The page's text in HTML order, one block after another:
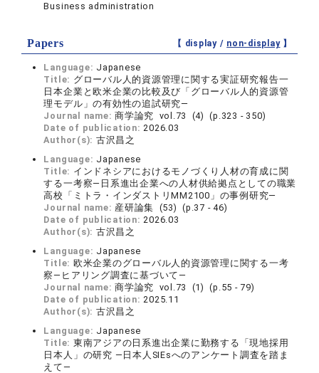
Business administration
Papers 【 display / non-display】
Language: Japanese
Title: グローバル人的資源管理に関する実証研究報告一
日本企業と欧米企業の比較及び「グローバル人的資源管
理モデル」の有効性の追試研究―
Journal name:商学論究 vol.73 (4) (p.323 - 350)
Date of publication:2026.03
Author(s): 古沢昌之
Language: Japanese
Title: インドネシアにおけるモノづくり人材の育成に関
する一考察―日系進出企業への人材供給拠点としての職業
高校「ミトラ・インダストリMM2100」の事例研究―
Journal name: 産研論集 (53) (p.37 - 46)
Date of publication:2026.03
Author(s): 古沢昌之
Language: Japanese
Title: 欧米企業のグローバル人的資源管理に関する一考
察―ヒアリング調査に基づいて―
Journal name:商学論究 vol.73 (1) (p.55 - 79)
Date of publication:2025.11
Author(s): 古沢昌之
Language: Japanese
Title: 東南アジアの日系進出企業に勤務する「現地採用
日本人」の研究 ―日本人SIEsへのアンケート調査を踏ま
えて―